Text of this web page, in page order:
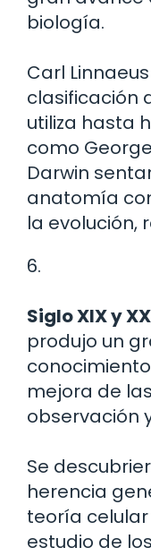
biología.
Carl
clasificación
utiliza hasta
como
Darwin
anatomía
la evolución,
6.
Siglo XIX y
produjo un
mejora de
observación
Se
herencia
teoría celular
estudio de